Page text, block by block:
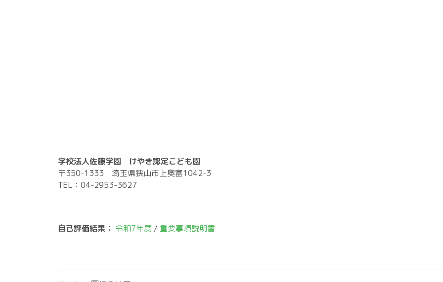
学校法人佐藤学園 けやき認定こども園
〒350-1333 埼玉県狭山市上奥富1042-3
TEL：04-2953-3627
自己評価結果： 令和7年度 / 重要事項説明書